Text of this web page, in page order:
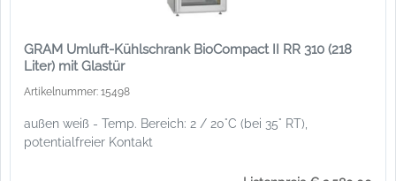
GRAM Umluft-Kühlschrank BioCompact II RR 310 (218
Liter) mit Glastür
Artikelnummer: 15498
außen weiß - Temp. Bereich: 2 / 20°C (bei 35° RT),
potentialfreier Kontakt